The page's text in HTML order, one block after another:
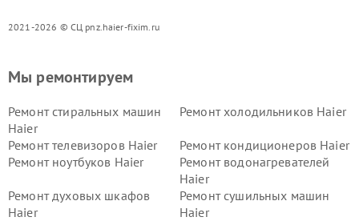
2021-2026 © СЦ pnz.haier-fixim.ru
Мы ремонтируем
Ремонт стиральных машин
Haier
Ремонт холодильников Haier
Ремонт телевизоров Haier
Ремонт кондиционеров Haier
Ремонт ноутбуков Haier
Ремонт водонагревателей
Haier
Ремонт духовых шкафов
Haier
Ремонт сушильных машин
Haier